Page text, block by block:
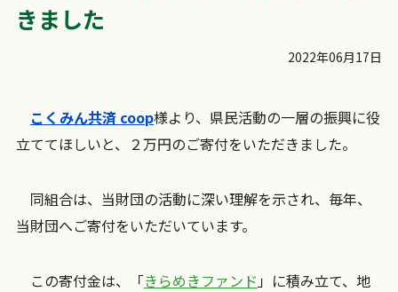
きました
2022年06月17日
こくみん共済 coop様より、県民活動の一層の振興に役
立ててほしいと、２万円のご寄付をいただきました。
同組合は、当財団の活動に深い理解を示され、毎年、
当財団へご寄付をいただいています。
この寄付金は、「きらめきファンド」に積み立て、地